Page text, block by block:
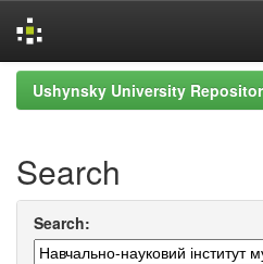
Skip
navigation
Ushynsky University
Search
Search: